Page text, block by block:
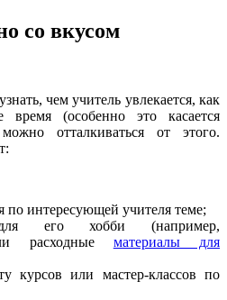
со вкусом
чем учитель увлекается, как
время (особенно это касается
отталкиваться от этого.
по интересующей учителя теме;
для его хобби (например,
расходные материалы для
курсов или мастер-классов по